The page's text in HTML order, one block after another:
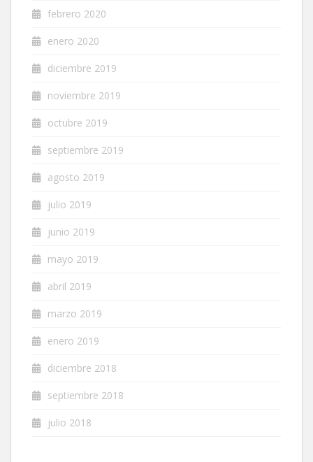
febrero 2020
enero 2020
diciembre 2019
noviembre 2019
octubre 2019
septiembre 2019
agosto 2019
julio 2019
junio 2019
mayo 2019
abril 2019
marzo 2019
enero 2019
diciembre 2018
septiembre 2018
julio 2018